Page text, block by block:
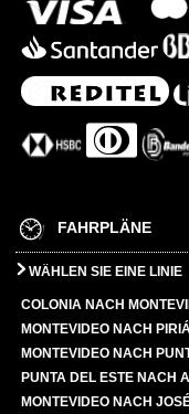
FAHRPLÄNE
WÄHLEN SIE EINE LINIE
COLONIA NACH
MONTEVIDEO NACH
MONTEVIDEO NACH
PUNTA DEL ESTE NACH
MONTEVIDEO NACH